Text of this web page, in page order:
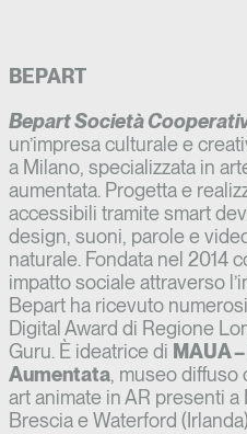
BEPART
Bepart Società
un’impresa culturale e
a Milano, specializzata in
aumentata. Progetta e
accessibili tramite smart
design, suoni, parole e
naturale. Fondata nel 2014
impatto sociale attraverso
Bepart ha ricevuto
Digital Award di Regione
Guru. È ideatrice di MAUA
Aumentata, museo diffuso
art animate in AR presenti a
Brescia e Waterford